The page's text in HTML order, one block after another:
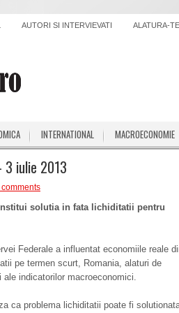
AUTORI SI INTERVIEVATI ALATURA-
INTERNATIONAL MACROECONOMIE
3 iulie 2013
comments
solutia in fata lichiditatii pentru
Federale a influentat economiile reale
pe termen scurt, Romania, alaturi de
indicatorilor macroeconomici.
ca problema lichiditatii poate fi